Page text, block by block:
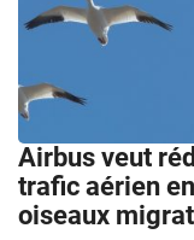
Airbus veut
trafic aérien
oiseaux